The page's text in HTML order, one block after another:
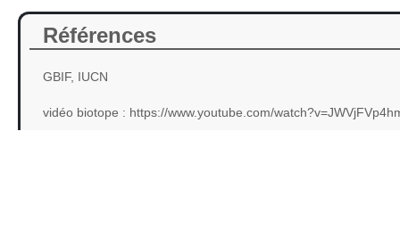
Références
GBIF, IUCN
vidéo biotope : https://www.youtube.com/